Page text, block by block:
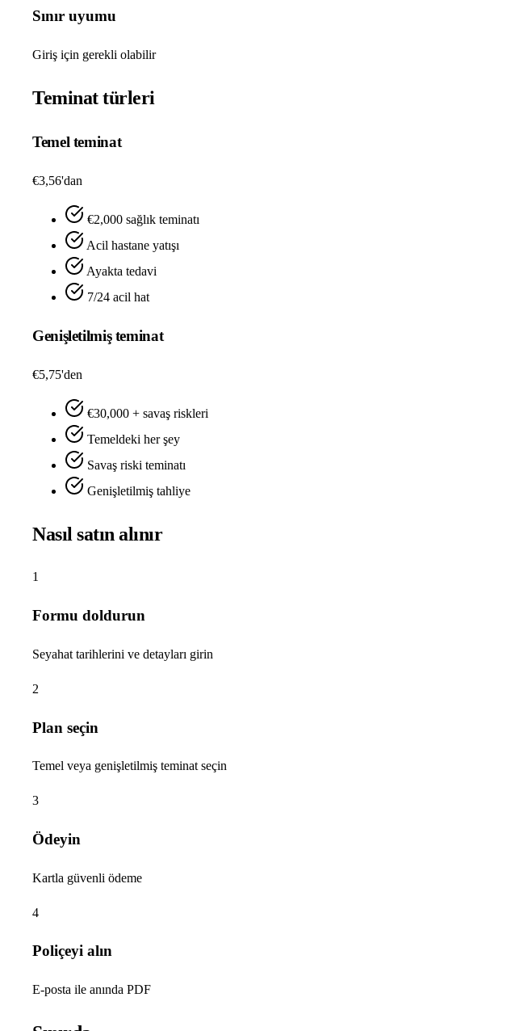
Sınır uyumu
Giriş için gerekli olabilir
Teminat türleri
Temel teminat
€3,56'dan
€2,000 sağlık teminatı
Acil hastane yatışı
Ayakta tedavi
7/24 acil hat
Genişletilmiş teminat
€5,75'den
€30,000 + savaş riskleri
Temeldeki her şey
Savaş riski teminatı
Genişletilmiş tahliye
Nasıl satın alınır
1
Formu doldurun
Seyahat tarihlerini ve detayları girin
2
Plan seçin
Temel veya genişletilmiş teminat seçin
3
Ödeyin
Kartla güvenli ödeme
4
Poliçeyi alın
E-posta ile anında PDF